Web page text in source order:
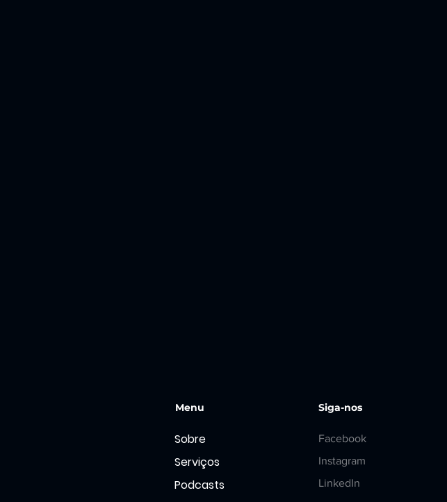
Menu
Sobre
Serviços
Podcasts
Siga-nos
Facebook
Instagram
LinkedIn